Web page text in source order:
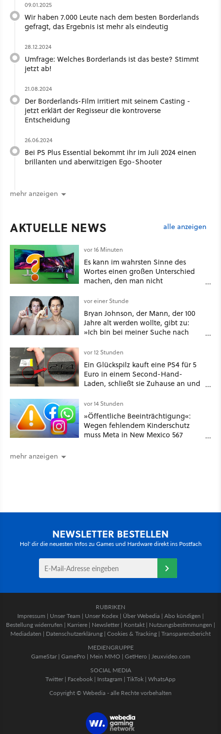
09.01.2025
Wir haben 7.000 Leute nach dem besten Borderlands
gefragt, das Ergebnis ist mehr als eindeutig
28.12.2024
Umfrage: Welches Borderlands ist das beste? Stimmt
jetzt ab!
21.08.2024
Der Borderlands-Film irritiert mit seinem Casting -
jetzt erklärt der Regisseur die kontroverse
Entscheidung
26.06.2024
Bei PS Plus Essential bekommt ihr im Juli 2024 einen
brillanten und aberwitzigen Ego-Shooter
mehr anzeigen
AKTUELLE NEWS alle anzeigen
vor 16 Minuten
Es kann im wahrsten Sinne des
Wortes einen großen Unterschied
machen, den man nicht
Seitenverhältnis seid ihr unterwegs?
vor einer Stunde
Bryan Johnson, der Mann, der 100
Jahre alt werden wollte, gibt zu:
»Ich bin bei meiner Suche nach
vor 12 Stunden
Ein Glückspilz kauft eine PS4 für 5
Euro in einem Second-Hand-
Laden, schließt sie Zuhause an und
funktionierende PlayStation [Best of
GameStar]
vor 14 Stunden
»Öffentliche Beeinträchtigung«:
Wegen fehlendem Kinderschutz
muss Meta in New Mexico 567
mehr anzeigen
NEWSLETTER BESTELLEN
Hol' dir die neuesten Infos zu Games und Hardware direkt ins Postfach
RUBRIKEN
Impressum | Unser Team | Unser Kodex | Über Webedia | Abo kündigen |
Bestellung widerrufen | Karriere | Newsletter | Kontakt | Nutzungsbestimmungen |
Mediadaten | Datenschutzerklärung | Cookies & Tracking | Transparenzbericht
MEDIENGRUPPE
GameStar| GamePro | Mein MMO | GetHero | Jeuxvideo.com
SOCIAL MEDIA
Twitter | Facebook | Instagram | TikTok | WhatsApp
Copyright © Webedia - alle Rechte vorbehalten